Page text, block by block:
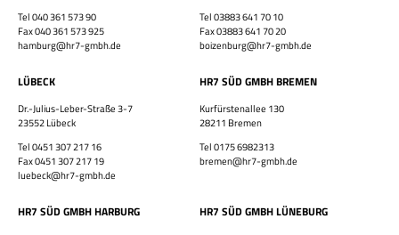
Tel 040 361 573 90
Fax 040 361 573 925
hamburg@hr7-gmbh.de
Tel 03883 641 70 10
Fax 03883 641 70 20
boizenburg@hr7-gmbh.de
LÜBECK
Dr.-Julius-Leber-Straße 3-7
23552 Lübeck
Tel 0451 307 217 16
Fax 0451 307 217 19
luebeck@hr7-gmbh.de
HR7 SÜD GMBH HARBURG
HR7 SÜD GMBH BREMEN
Kurfürstenallee 130
28211 Bremen
Tel 0175 6982313
bremen@hr7-gmbh.de
HR7 SÜD GMBH LÜNEBURG
HR7 GmbH
Vor- & Nachname
E-Mail-Adresse
WhatsApp-Nummer
Wohnort / PLZ